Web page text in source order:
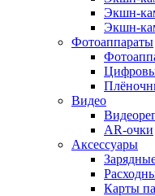
Экшн-
Экшн-
Фотоаппараты
Видео
AR-очки
Аксессуары
Карты